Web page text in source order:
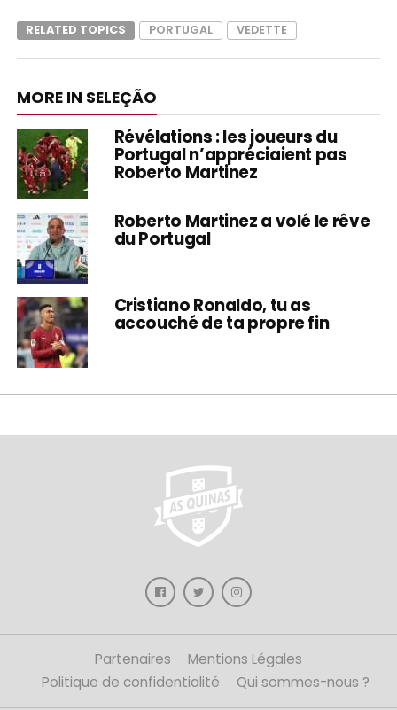
RELATED TOPICS PORTUGAL VEDETTE
MORE IN SELEÇÃO
Révélations : les joueurs du
Portugal n’appréciaient pas
Roberto Martinez
Roberto Martinez a volé le rêve
du Portugal
Cristiano Ronaldo, tu as
accouché de ta propre fin
Partenaires
Mentions Légales
Politique de confidentialité
Qui sommes-nous ?